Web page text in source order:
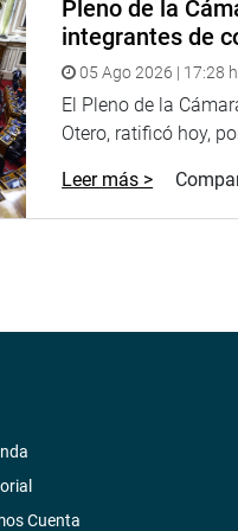
en nuestra página
https://
congresoperu
radiocongreso<
(SAF):
Pleno de la
integrantes de
05 Ago 2026 | 17:28 h
El Pleno de la
Otero, ratificó hoy,
Leer más >
Cuenta